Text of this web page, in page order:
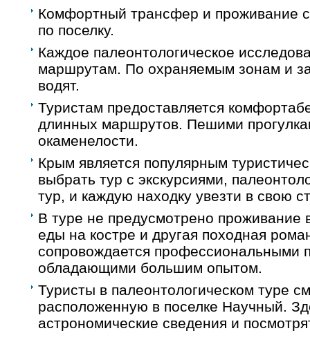
Комфортный трансфер и проживание
по поселку.
Каждое палеонтологическое
маршрутам. По охраняемым зонам и
водят.
Туристам предоставляется
длинных маршрутов. Пешими
окаменелости.
Крым является популярным
выбрать тур с экскурсиями,
тур, и каждую находку увезти в свою
В туре не предусмотрено проживание
еды на костре и другая походная
сопровождается профессиональными
обладающими большим опытом.
Туристы в палеонтологическом туре
расположенную в поселке Научный.
астрономические сведения и